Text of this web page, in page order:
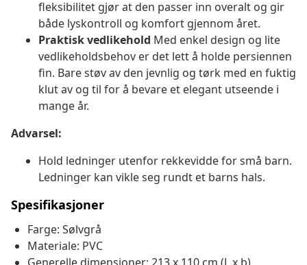
fleksibilitet gjør at den passer inn overalt og gir
både lyskontroll og komfort gjennom året.
Praktisk vedlikehold Med enkel design og lite
vedlikeholdsbehov er det lett å holde persiennen
fin. Bare støv av den jevnlig og tørk med en fuktig
klut av og til for å bevare et elegant utseende i
mange år.
Advarsel:
Hold ledninger utenfor rekkevidde for små barn.
Ledninger kan vikle seg rundt et barns hals.
Spesifikasjoner
Farge: Sølvgrå
Materiale: PVC